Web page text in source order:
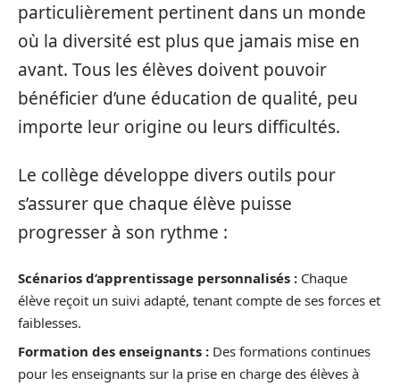
particulièrement pertinent dans un monde
où la diversité est plus que jamais mise en
avant. Tous les élèves doivent pouvoir
bénéficier d’une éducation de qualité, peu
importe leur origine ou leurs difficultés.
Le collège développe divers outils pour
s’assurer que chaque élève puisse
progresser à son rythme :
Scénarios d’apprentissage personnalisés : Chaque
élève reçoit un suivi adapté, tenant compte de ses forces et
faiblesses.
Formation des enseignants : Des formations continues
pour les enseignants sur la prise en charge des élèves à